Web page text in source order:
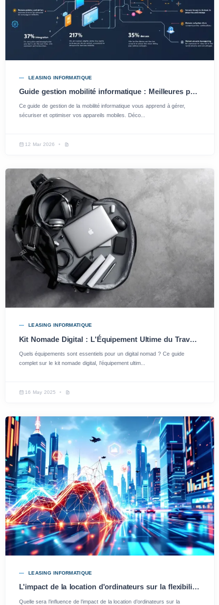
LEASING INFORMATIQUE
Guide gestion mobilité informatique : Meilleures pratiques et astuces pour votre entreprise
Ce guide de gestion de la mobilité informatique vous apprend à gérer,
sécuriser et optimiser vos appareils mobiles. Déco...
12 Mar 2026
LEASING INFORMATIQUE
Kit Nomade Digital : L'Équipement Ultime du Travailleur Mobile
Quels équipements sont essentiels pour un digital nomad ? Ce guide
complet sur le kit nomade digital, l’équipement ultim...
16 May 2025
LEASING INFORMATIQUE
L'impact de la location d'ordinateurs sur la flexibilité et l'adaptabilité des entreprises en 2025 : solutions optimales pour rester compétitif
Quelle sera l’influence de l’impact de la location d’ordinateurs sur la